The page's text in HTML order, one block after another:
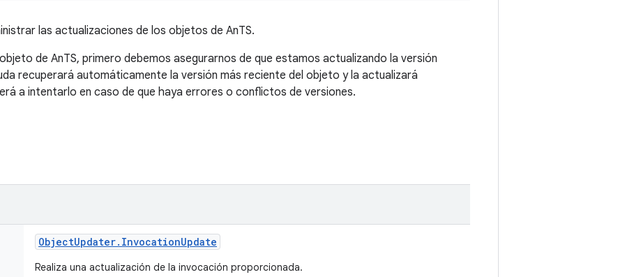
las actualizaciones de los objetos de AnTS.
de AnTS, primero debemos asegurarnos de que estamos actualizando la versión
recuperará automáticamente la versión más reciente del objeto y la actualizará
a intentarlo en caso de que haya errores o conflictos de versiones.
ObjectUpdater. InvocationUpdate
Realiza una actualización de la invocación proporcionada.